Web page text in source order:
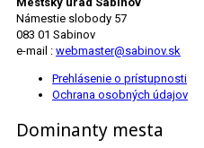
Námestie slobody 57
083 01 Sabinov
e-mail : webmaster@sabinov.sk
Prehlásenie o prístupnosti
Ochrana osobných údajov
Dominanty mesta